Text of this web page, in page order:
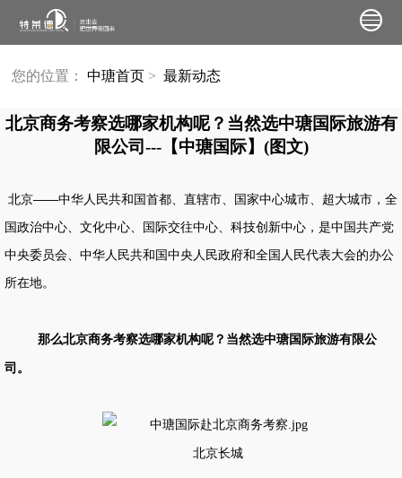
您的位置： 中瑭首页 > 最新动态
北京商务考察选哪家机构呢？当然选中瑭国际旅游有
限公司---【中瑭国际】(图文)
北京——中华人民共和国首都、直辖市、国家中心城市、超大城市，全
国政治中心、文化中心、国际交往中心、科技创新中心，是中国共产党
中央委员会、中华人民共和国中央人民政府和全国人民代表大会的办公
所在地。
那么北京商务考察选哪家机构呢？当然选中瑭国际旅游有限公
司。
北京长城